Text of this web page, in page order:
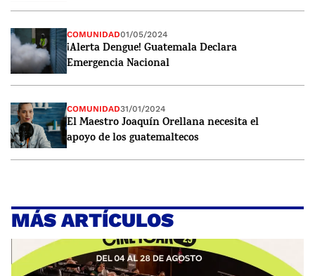
COMUNIDAD01/05/2024
¡Alerta Dengue! Guatemala Declara
Emergencia Nacional
COMUNIDAD31/01/2024
El Maestro Joaquín Orellana necesita el
apoyo de los guatemaltecos
MÁS ARTÍCULOS